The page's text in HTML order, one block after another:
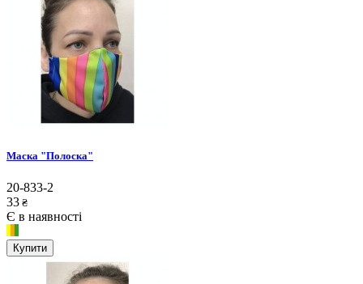
Маска "Полоска"
20-833-2
33 ₴
Є в наявності
Купити